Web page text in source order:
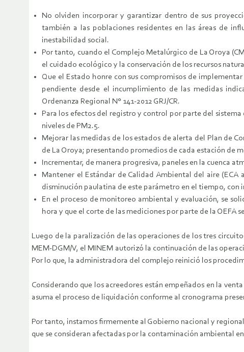
No olviden incorporar y garantizar dentro de sus
también a las poblaciones residentes en las áreas de
inestabilidad social.
Por tanto, cuando el Complejo Metalúrgico de La Oroya
el cuidado ecológico y la conservación de los recursos
Que el Estado honre con sus compromisos de
pendiente desde el incumplimiento de las medidas
Ordenanza Regional N° 141-2012 GRJ/CR.
Para los efectos del registro y control por parte del
niveles de PM2.5.
Mejorar las medidas de los estados de alerta del Plan de
de La Oroya; presentando promedios de cada estación de
Incrementar, de manera progresiva, paneles en la cuenca
Mantener el Estándar de Calidad Ambiental del aire (ECA
disminución paulatina de este parámetro en el tiempo, con
En el proceso de monitoreo ambiental y evaluación, se
hora y que el corte de las mediciones por parte de la OEFA
Luego de la paralización de las operaciones de los tres
MEM-DGM/V, el MINEM autorizó la continuación de las
Por lo que, la administradora del complejo reinició los
Considerando que los acreedores están empeñados en la
asuma el proceso de liquidación conforme al cronograma
Por tanto, instamos firmemente al Gobierno nacional y
que se consideran afectadas por la contaminación ambiental